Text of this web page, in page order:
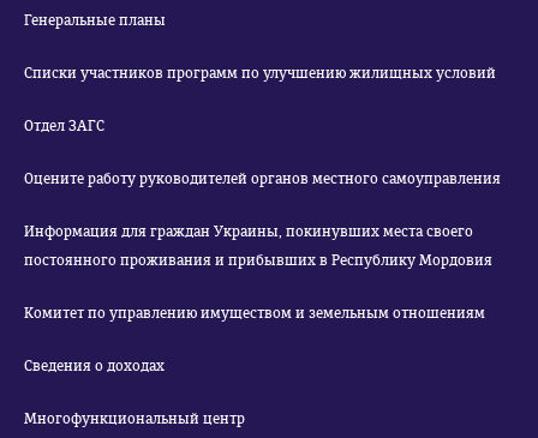
Генеральные планы
Списки участников программ по улучшению жилищных условий
Отдел ЗАГС
Оцените работу руководителей органов местного самоуправления
Информация для граждан Украины, покинувших места своего
постоянного проживания и прибывших в Республику Мордовия
Комитет по управлению имуществом и земельным отношениям
Сведения о доходах
Многофункциональный центр